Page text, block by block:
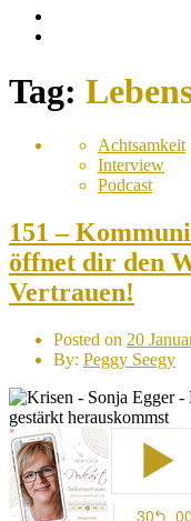
Tag:
Achtsamkeit
Interview
Podcast
151 –
öffnet dir den
Vertrauen!
Posted on 20
By: Peggy Seegy